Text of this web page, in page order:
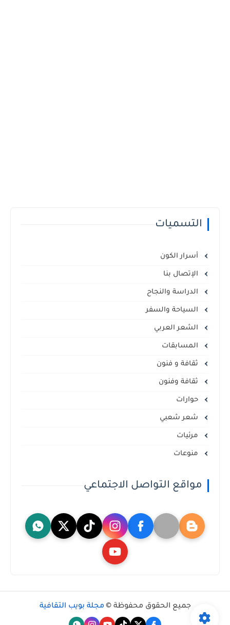
التسميات
أسرار الكون
الإتصال بنا
الدراسة والنجاح
السياحة والسفر
الشعر العربي
المسابقات
ثقافة و فنون
ثقافة وفنون
حوارات
شعر شعبي
مرئيات
منوعات
مواقع التواصل الاجتماعي
جميع الحقوق محفوظة © مجلة بويب الثقافية